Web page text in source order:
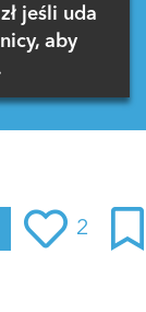
jeśli uda
aby
2